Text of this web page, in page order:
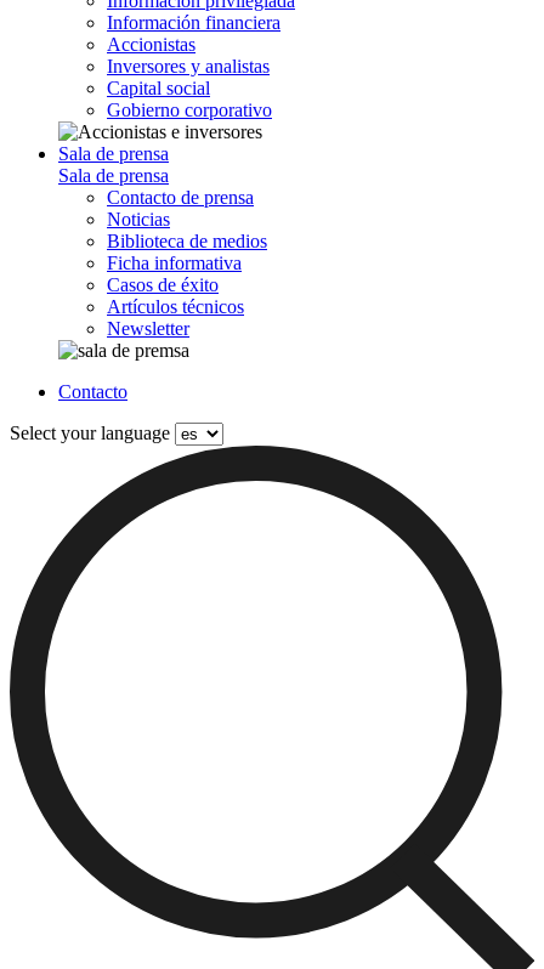
Información financiera
Accionistas
Inversores y analistas
Capital social
Gobierno corporativo
Sala de prensa
Sala de prensa
Contacto de prensa
Noticias
Biblioteca de medios
Ficha informativa
Casos de éxito
Artículos técnicos
Newsletter
Contacto
Select your language